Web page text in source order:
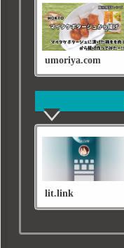
umoriya.com
lit.link